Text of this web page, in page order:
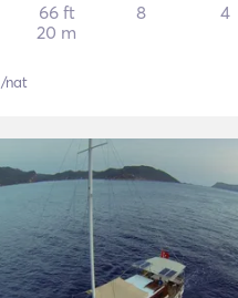
66 ft
20 m
8 4
/nat